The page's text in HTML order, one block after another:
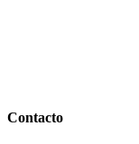
Contacto